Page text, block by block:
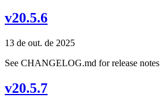
v20.5.6
13 de out. de 2025
See CHANGELOG.md for release notes
v20.5.7